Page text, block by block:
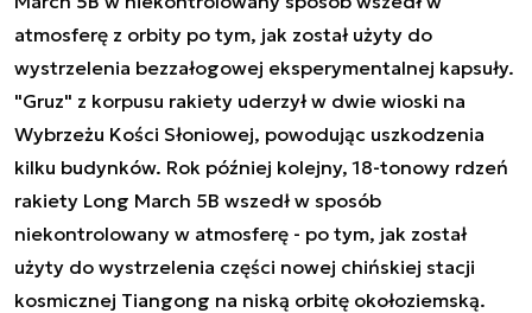
atmosferę z orbity po tym, jak został użyty do
wystrzelenia bezzałogowej eksperymentalnej kapsuły.
"Gruz" z korpusu rakiety uderzył w dwie wioski na
Wybrzeżu Kości Słoniowej, powodując uszkodzenia
kilku budynków. Rok później kolejny, 18-tonowy rdzeń
rakiety Long March 5B wszedł w sposób
niekontrolowany w atmosferę - po tym, jak został
użyty do wystrzelenia części nowej chińskiej stacji
kosmicznej Tiangong na niską orbitę okołoziemską.